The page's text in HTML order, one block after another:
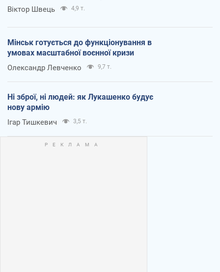
Віктор Швець 4,9 т.
Мінськ готується до функціонування в
умовах масштабної воєнної кризи
Олександр Левченко 9,7 т.
Ні зброї, ні людей: як Лукашенко будує
нову армію
Ігар Тишкевич 3,5 т.